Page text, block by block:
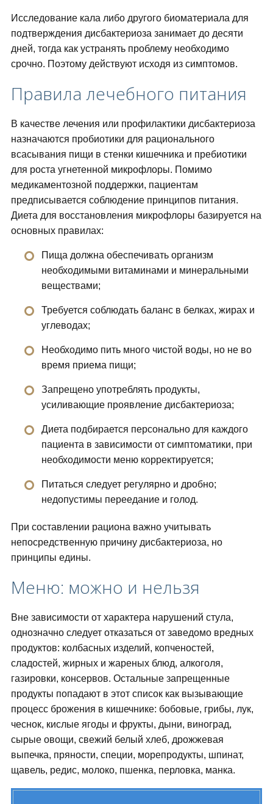
Исследование кала либо другого биоматериала для
подтверждения дисбактериоза занимает до десяти
дней, тогда как устранять проблему необходимо
срочно. Поэтому действуют исходя из симптомов.
Правила лечебного питания
В качестве лечения или профилактики дисбактериоза
назначаются пробиотики для рационального
всасывания пищи в стенки кишечника и пребиотики
для роста угнетенной микрофлоры. Помимо
медикаментозной поддержки, пациентам
предписывается соблюдение принципов питания.
Диета для восстановления микрофлоры базируется на
основных правилах:
Пища должна обеспечивать организм
необходимыми витаминами и минеральными
веществами;
Требуется соблюдать баланс в белках, жирах и
углеводах;
Необходимо пить много чистой воды, но не во
время приема пищи;
Запрещено употреблять продукты,
усиливающие проявление дисбактериоза;
Диета подбирается персонально для каждого
пациента в зависимости от симптоматики, при
необходимости меню корректируется;
Питаться следует регулярно и дробно;
недопустимы переедание и голод.
При составлении рациона важно учитывать
непосредственную причину дисбактериоза, но
принципы едины.
Меню: можно и нельзя
Вне зависимости от характера нарушений стула,
однозначно следует отказаться от заведомо вредных
продуктов: колбасных изделий, копченостей,
сладостей, жирных и жареных блюд, алкоголя,
газировки, консервов. Остальные запрещенные
продукты попадают в этот список как вызывающие
процесс брожения в кишечнике: бобовые, грибы, лук,
чеснок, кислые ягоды и фрукты, дыни, виноград,
сырые овощи, свежий белый хлеб, дрожжевая
выпечка, пряности, специи, морепродукты, шпинат,
щавель, редис, молоко, пшенка, перловка, манка.